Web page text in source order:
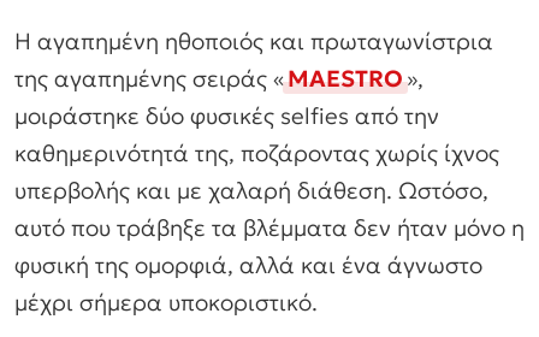
Η αγαπημένη ηθοποιός και πρωταγωνίστρια
της αγαπημένης σειράς «MAESTRO»,
μοιράστηκε δύο φυσικές selfies από την
καθημερινότητά της, ποζάροντας χωρίς ίχνος
υπερβολής και με χαλαρή διάθεση. Ωστόσο,
αυτό που τράβηξε τα βλέμματα δεν ήταν μόνο η
φυσική της ομορφιά, αλλά και ένα άγνωστο
μέχρι σήμερα υποκοριστικό.